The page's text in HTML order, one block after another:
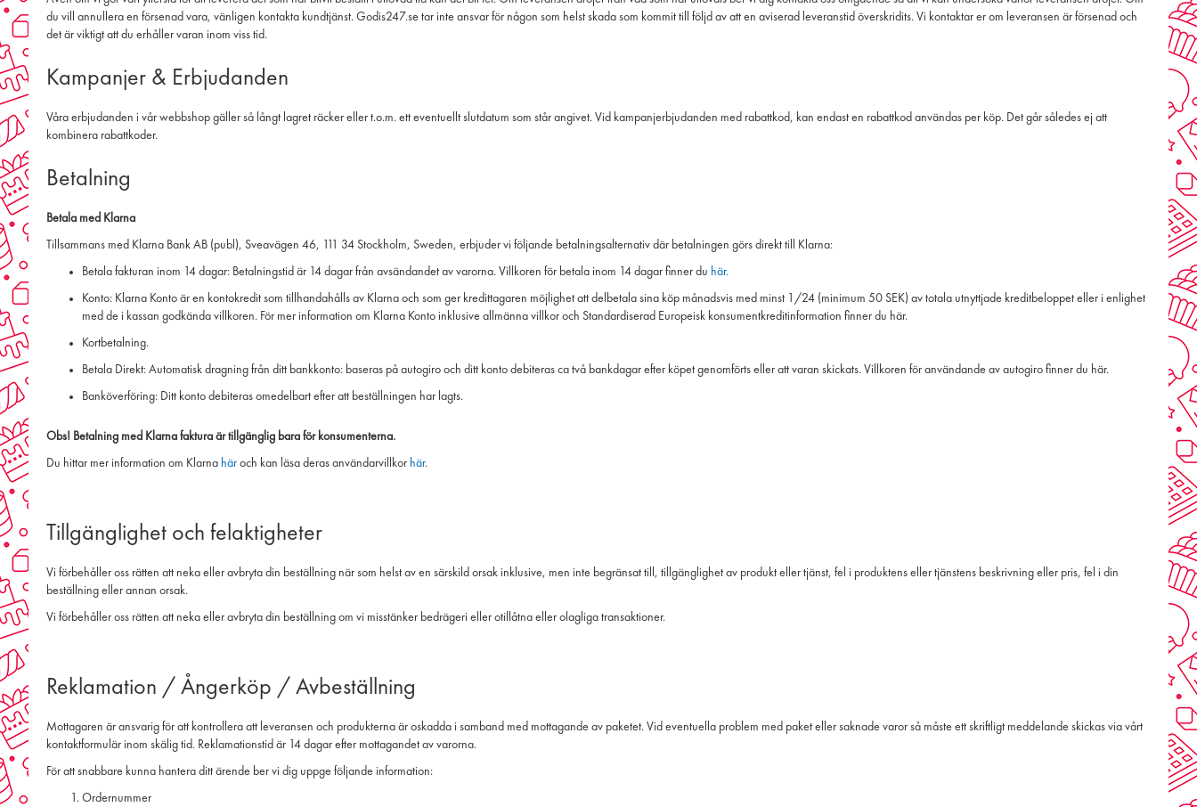
du vill annullera en försenad vara, vänligen kontakta kundtjänst. Godis247.se tar inte ansvar för någon som helst skada som kommit till följd av att en aviserad leveranstid överskridits. Vi kontaktar er om leveransen är försenad och
det är viktigt att du erhåller varan inom viss tid.
Kampanjer & Erbjudanden
Våra erbjudanden i vår webbshop gäller så långt lagret räcker eller t.o.m. ett eventuellt slutdatum som står angivet. Vid kampanjerbjudanden med rabattkod, kan endast en rabattkod användas per köp. Det går således ej att
kombinera rabattkoder.
Betalning
Betala med Klarna
Tillsammans med Klarna Bank AB (publ), Sveavägen 46, 111 34 Stockholm, Sweden, erbjuder vi följande betalningsalternativ där betalningen görs direkt till Klarna:
Betala fakturan inom 14 dagar: Betalningstid är 14 dagar från avsändandet av varorna. Villkoren för betala inom 14 dagar finner du här.
Konto: Klarna Konto är en kontokredit som tillhandahålls av Klarna och som ger kredittagaren möjlighet att delbetala sina köp månadsvis med minst 1/24 (minimum 50 SEK) av totala utnyttjade kreditbeloppet eller i enlighet
med de i kassan godkända villkoren. För mer information om Klarna Konto inklusive allmänna villkor och Standardiserad Europeisk konsumentkreditinformation finner du här.
Kortbetalning.
Betala Direkt: Automatisk dragning från ditt bankkonto: baseras på autogiro och ditt konto debiteras ca två bankdagar efter köpet genomförts eller att varan skickats. Villkoren för användande av autogiro finner du här.
Banköverföring: Ditt konto debiteras omedelbart efter att beställningen har lagts.
Obs! Betalning med Klarna faktura är tillgänglig bara för konsumenterna.
Du hittar mer information om Klarna här och kan läsa deras användarvillkor här.
Tillgänglighet och felaktigheter
Vi förbehåller oss rätten att neka eller avbryta din beställning när som helst av en särskild orsak inklusive, men inte begränsat till, tillgänglighet av produkt eller tjänst, fel i produktens eller tjänstens beskrivning eller pris, fel i din
beställning eller annan orsak.
Vi förbehåller oss rätten att neka eller avbryta din beställning om vi misstänker bedrägeri eller otillåtna eller olagliga transaktioner.
Reklamation / Ångerköp / Avbeställning
Mottagaren är ansvarig för att kontrollera att leveransen och produkterna är oskadda i samband med mottagande av paketet. Vid eventuella problem med paket eller saknade varor så måste ett skriftligt meddelande skickas via vårt
kontaktformulär inom skälig tid. Reklamationstid är 14 dagar efter mottagandet av varorna.
För att snabbare kunna hantera ditt ärende ber vi dig uppge följande information:
Ordernummer